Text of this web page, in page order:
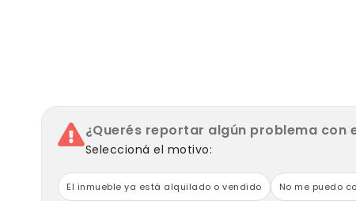
¿Querés reportar algún problema con
Seleccioná el motivo:
El inmueble ya está alquilado o vendido No me puedo